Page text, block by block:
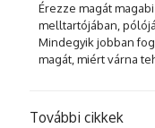
Érezze magát
melltartójában,
Mindegyik jobban
magát, miért várna
További cikkek